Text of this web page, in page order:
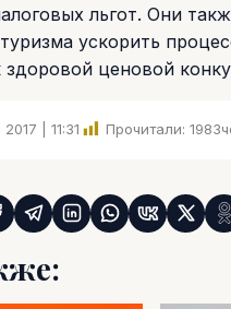
льгот. Они
ускорить
ценовой
| 11:31 Прочитали: 1983